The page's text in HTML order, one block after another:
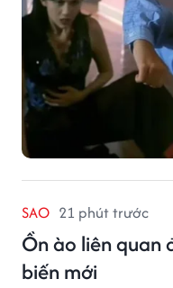
SAO 21 phút trước
Ồn ào liên quan
biến mới